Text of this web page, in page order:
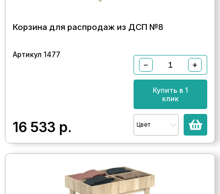
Корзина для распродаж из ДСП №8
Артикул 1477
16 533 р.
− +
Купить в 1
клик
Цвет